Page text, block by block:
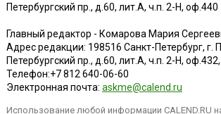
Петербургский пр., д.60, лит.А, ч.п. 2-Н, оф.440
Главный редактор - Комарова Мария
Адрес редакции: 198516 Санкт-Петербург, г.
Петербургский пр., д.60, лит.А, ч.п. 2-Н,
Телефон:+7 812 640-06-60
Электронная почта: askme@calend.ru
Использование любой информации CALEND.RU